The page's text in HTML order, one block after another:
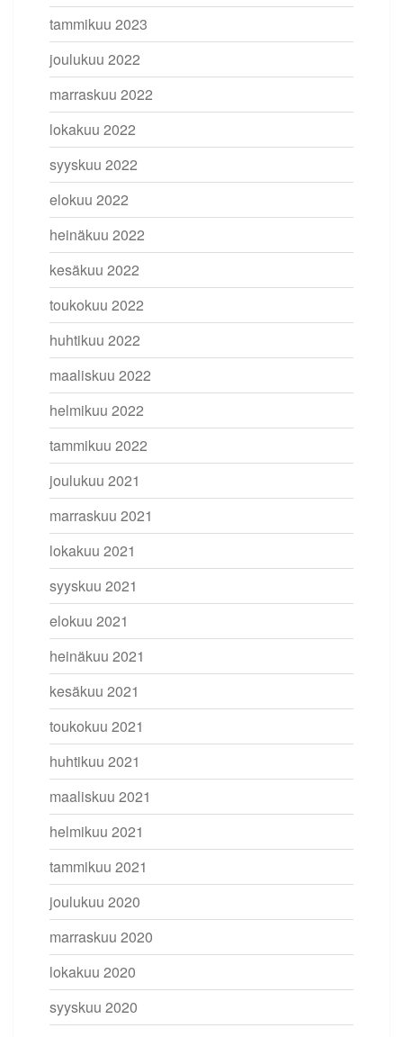
tammikuu 2023
joulukuu 2022
marraskuu 2022
lokakuu 2022
syyskuu 2022
elokuu 2022
heinäkuu 2022
kesäkuu 2022
toukokuu 2022
huhtikuu 2022
maaliskuu 2022
helmikuu 2022
tammikuu 2022
joulukuu 2021
marraskuu 2021
lokakuu 2021
syyskuu 2021
elokuu 2021
heinäkuu 2021
kesäkuu 2021
toukokuu 2021
huhtikuu 2021
maaliskuu 2021
helmikuu 2021
tammikuu 2021
joulukuu 2020
marraskuu 2020
lokakuu 2020
syyskuu 2020